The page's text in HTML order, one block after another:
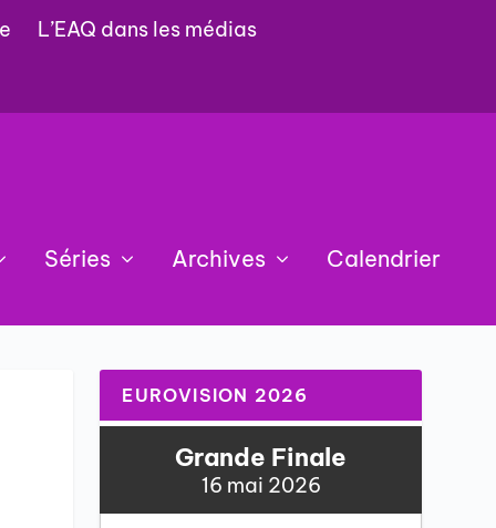
L’EAQ dans les médias
Séries Archives Calendrier
EUROVISION 2026
Grande Finale
16 mai 2026